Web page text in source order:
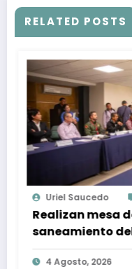
RELATED POSTS
Uriel Saucedo
Realizan mesa
saneamiento
fecha para
4 Agosto, 2026